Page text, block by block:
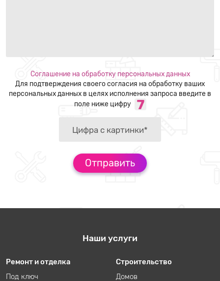
Соглашение на обработку персональных данных
Для подтверждения своего согласия на обработку ваших
персональных данных в целях исполнения запроса введите в
поле ниже цифру
Наши услуги
Ремонт и отделка
Под ключ
Строительство
Домов